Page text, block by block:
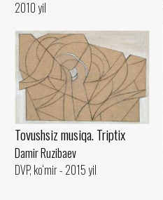
2010 yil
Tovushsiz musiqa. Triptix
Damir Ruzibaev
DVP, ko‘mir - 2015 yil